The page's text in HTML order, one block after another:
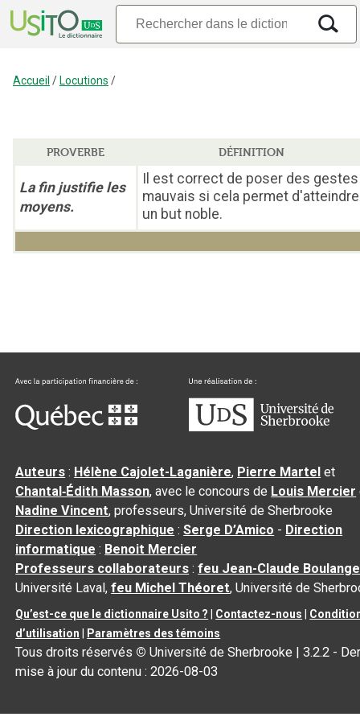
Accueil /Locutions /
PROVERBE DÉFINITION
La fin justifie les
moyens.
Il est correct de poser des gestes
mauvais si cela permet d'atteindre
un but noble.
Auteurs : Hélène Cajolet-Laganière, Pierre Martel et
Chantal‑Édith Masson, avec le concours de Louis Mercier
Nadine Vincent, professeurs, Université de Sherbrooke
Direction lexicographique :Serge D’Amico - Direction
informatique : Benoit Mercier
Professeurs collaborateurs :feu Jean-Claude
Université Laval,feu Michel Théoret, Université de
Qu’est-ce que le dictionnaire Usito ? Contactez-nous
d’utilisation
Paramètres des témoins
Tous droits réservés © Université de Sherbrooke |3.2.2 -
mise à jour du contenu :2026-08-03